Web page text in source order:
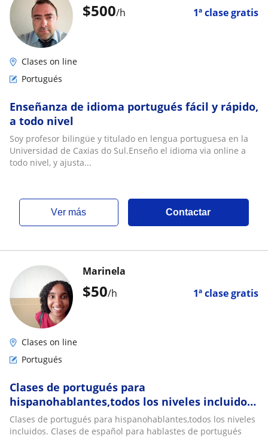
$500/h 1ª clase gratis
Clases on line
Portugués
Enseñanza de idioma portugués fácil y rápido,
a todo nivel
Soy profesor bilingüe y titulado en lengua portuguesa en la
Universidad de Caxias do Sul.Enseño el idioma via online a
todo nivel, y ajusta...
ver más Contactar
$50/h 1ª clase gratis
Marinela
Clases on line
Portugués
Clases de portugués para
hispanohablantes,todos los niveles incluidos.
Clases de español para hablastes de
portugués
Clases de portugués para hispanohablantes,todos los niveles
incluidos. Clases de español para hablastes de portugués